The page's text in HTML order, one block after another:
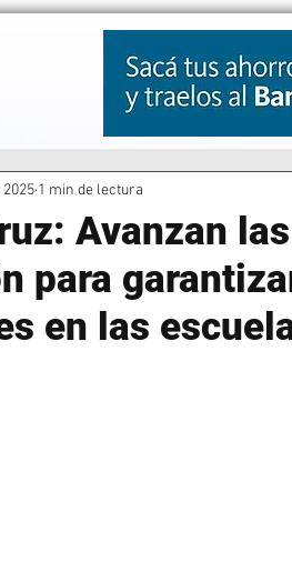
Avanzan
para
en las
2025 1 min de lectura